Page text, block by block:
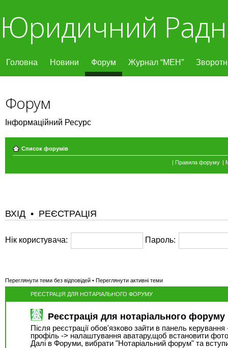
Юридичний
Головна Новини Форум Журнал “МЕН”
Форум
Інформаційний Ресурс
Список форумів
| Правила форуму |
ВХІД • РЕЄСТРАЦІЯ
Нік користувача: Пароль:
Переглянути теми без відповідей • Переглянути активні теми
РЕЄСТРАЦІЯ ДЛЯ НОТАРІАЛЬНОГО ФОРУМУ
Реєстрація для нотаріального форуму
Після реєстрації обов'язково зайти в панель керування
профіль -> налаштування аватару,щоб встановити
Далі в Форуми, вибрати "Нотаріальний форум" та